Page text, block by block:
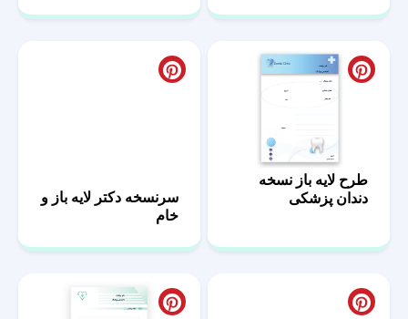
طرح لایه باز نسخه
دندان پزشکی
سرنسخه دکتر لایه باز و
خام